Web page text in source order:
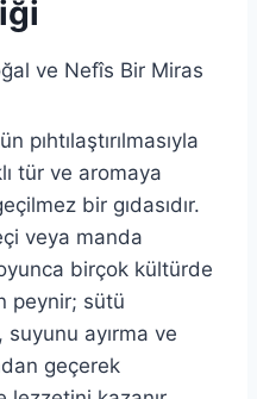
ve Nefîs Bir Miras
pıhtılaştırılmasıyla
tür ve aromaya
bir gıdasıdır.
veya manda
birçok kültürde
peynir; sütü
suyunu ayırma ve
geçerek